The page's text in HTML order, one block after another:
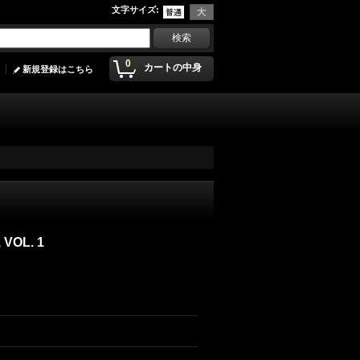
文字サイズ:
0 カートの中身
新規登録はこちら
VOL. 1